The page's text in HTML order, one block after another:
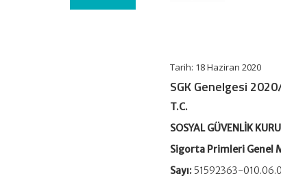
Tarih: 18 Haziran 2020
SGK Genelgesi
T.C.
SOSYAL GÜVENLİK
Sigorta Primleri Genel
Sayı: 51592363-